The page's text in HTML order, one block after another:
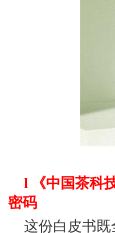
l 《中国茶科
密码
这份白皮书